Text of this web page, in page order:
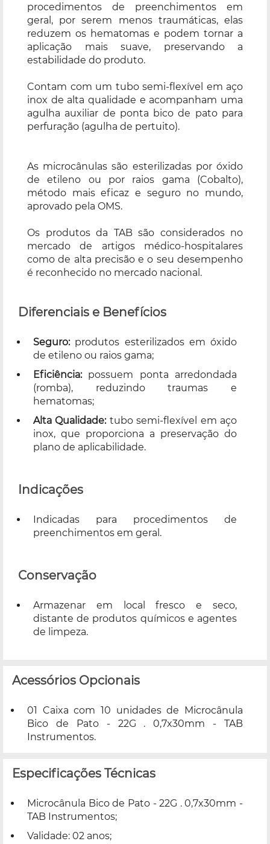
procedimentos de preenchimentos em
geral, por serem menos traumáticas, elas
reduzem os hematomas e podem tornar a
aplicação mais suave, preservando a
estabilidade do produto.
Contam com um tubo semi-flexível em aço
inox de alta qualidade e acompanham uma
agulha auxiliar de ponta bico de pato para
perfuração (agulha de pertuito).
As microcânulas são esterilizadas por óxido
de etileno ou por raios gama (Cobalto),
método mais eficaz e seguro no mundo,
aprovado pela OMS.
Os produtos da TAB são considerados no
mercado de artigos médico-hospitalares
como de alta precisão e o seu desempenho
é reconhecido no mercado nacional.
Diferenciais e Benefícios
Seguro:produtos esterilizados em óxido
de etileno ou raios gama;
Eficiência:possuem ponta arredondada
(romba), reduzindo traumas e
hematomas;
Alta Qualidade: tubo semi-flexível em aço
inox, que proporciona a preservação do
plano de aplicabilidade.
Indicações
Indicadas para procedimentos de
preenchimentos em geral.
Conservação
Armazenar em local fresco e seco,
distante de produtos químicos e agentes
de limpeza.
Acessórios Opcionais
01 Caixa com 10 unidades de Microcânula
Bico de Pato - 22G . 0,7x30mm - TAB
Instrumentos.
Especificações Técnicas
Microcânula Bico de Pato - 22G . 0,7x30mm -
TAB Instrumentos;
Validade: 02 anos;